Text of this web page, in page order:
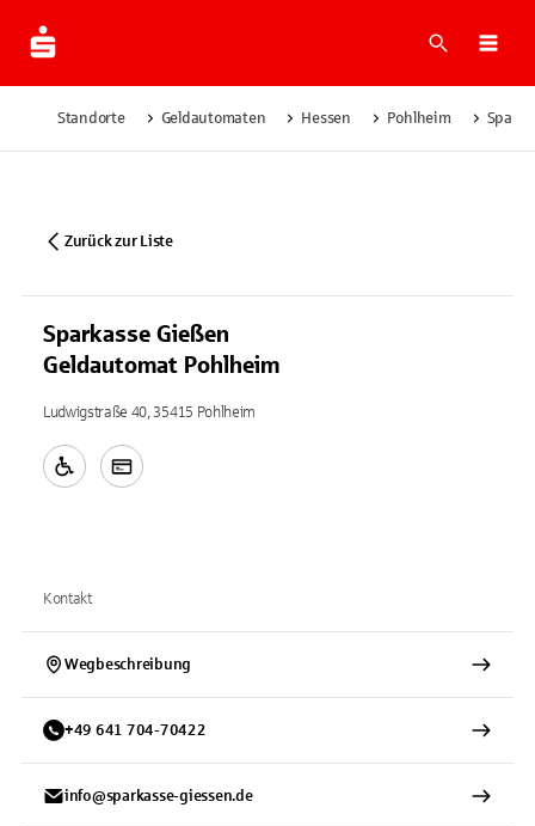
Suche
Standorte Geldautomaten Hessen Pohlheim
Zurück zur Liste
Sparkasse Gießen
Geldautomat Pohlheim
Ludwigstraße 40, 35415 Pohlheim
Kontakt
Wegbeschreibung
+49 641 704-70422
info@sparkasse-giessen.de